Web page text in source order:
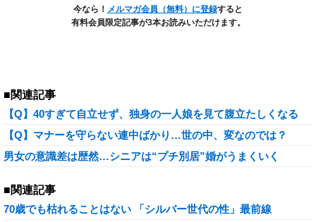
今なら！ メルマガ会員（無料）に登録すると
有料会員限定記事が3本お読みいただけます。
■関連記事
【Q】40すぎて自立せず、独身の一人娘を見て腹立たしくなる
【Q】マナーを守らない連中ばかり…世の中、変なのでは？
男女の意識差は歴然…シニアは“プチ別居”婚がうまくいく
■関連記事
70歳でも枯れることはない 「シルバー世代の性」最前線